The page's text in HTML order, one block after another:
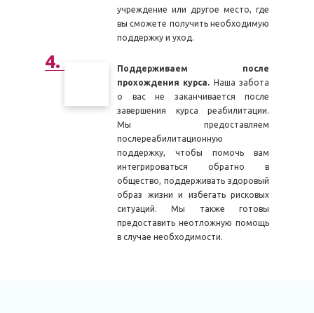
учреждение или другое место, где
вы сможете получить необходимую
поддержку и уход.
Поддерживаем после
прохождения курса. Наша забота
о вас не заканчивается после
завершения курса реабилитации.
Мы предоставляем
послереабилитационную
поддержку, чтобы помочь вам
интегрироваться обратно в
общество, поддерживать здоровый
образ жизни и избегать рисковых
ситуаций. Мы также готовы
предоставить неотложную помощь
в случае необходимости.